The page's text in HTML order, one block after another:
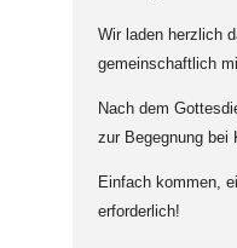
Wir laden herzlich
gemeinschaftlich
Nach dem
zur Begegnung bei
Einfach kommen,
erforderlich!